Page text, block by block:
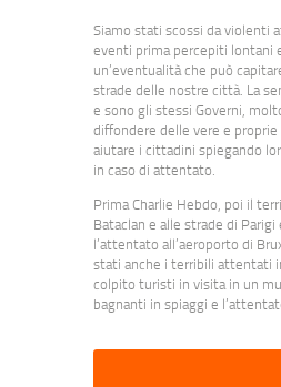
Siamo stati scossi da violenti
eventi prima percepiti lontani
un’eventualità che può
strade delle nostre città. La
e sono gli stessi Governi,
diffondere delle vere e
aiutare i cittadini spiegando
in caso di attentato.
Prima Charlie Hebdo, poi il
Bataclan e alle strade di Parigi
l’attentato all’aeroporto di
stati anche i terribili attentati
colpito turisti in visita in un
bagnanti in spiaggi e